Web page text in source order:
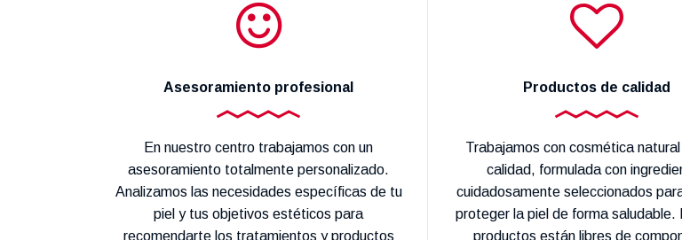
Asesoramiento profesional
En nuestro centro trabajamos con un
asesoramiento totalmente personalizado.
Analizamos las necesidades específicas de tu
piel y tus objetivos estéticos para
recomendarte los tratamientos y productos
Productos de calidad
Trabajamos con cosmética
calidad, formulada con
cuidadosamente seleccionados
proteger la piel de forma saludable.
productos están libres de